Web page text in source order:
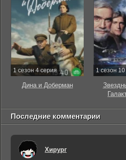
1 сезон 4 серия
Дина и Доберман
1 сезон
Последние комментарии
Хирург